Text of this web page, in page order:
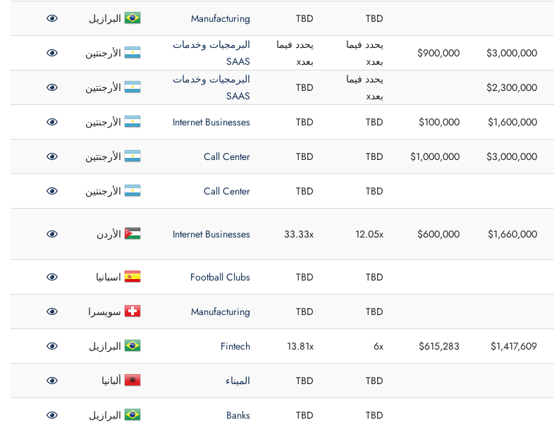
TBD
TBD
Manufacturing البرازيل
$3,000,000
$900,000
يحدد فيما
بعدx
يحدد فيما
بعدx
البرمجيات وخدمات
SAAS
الأرجنتين
$2,300,000
يحدد فيما
بعدx
TBD
البرمجيات وخدمات
SAAS
الأرجنتين
$1,600,000
$100,000
TBD
TBD
Internet Businesses الأرجنتين
$3,000,000
$1,000,000
TBD
TBD
Call Center الأرجنتين
TBD
TBD
Call Center الأرجنتين
$1,660,000
$600,000
12.05x
33.33x
Internet Businesses الأردن
TBD
TBD
Football Clubs اسبانيا
TBD
TBD
Manufacturing سويسرا
$1,417,609
$615,283
6x
13.81x
Fintech البرازيل
TBD
TBD الميناء ألبانيا
TBD
TBD
Banks البرازيل